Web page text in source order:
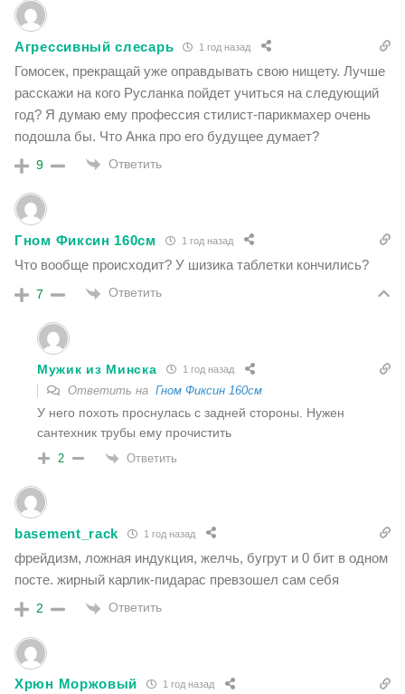
Агрессивный слесарь 1 год назад
Гомосек, прекращай уже оправдывать свою нищету. Лучше
расскажи на кого Русланка пойдет учиться на следующий
год? Я думаю ему профессия стилист-парикмахер очень
подошла бы. Что Анка про его будущее думает?
9 Ответить
Гном Фиксин 160см 1 год назад
Что вообще происходит? У шизика таблетки кончились?
7 Ответить
Мужик из Минска 1 год назад
Ответить на Гном Фиксин 160см
У него похоть проснулась с задней стороны. Нужен
сантехник трубы ему прочистить
2 Ответить
basement_rack 1 год назад
фрейдизм, ложная индукция, желчь, бугрут и 0 бит в одном
посте. жирный карлик-пидарас превзошел сам себя
2 Ответить
Хрюн Моржовый 1 год назад